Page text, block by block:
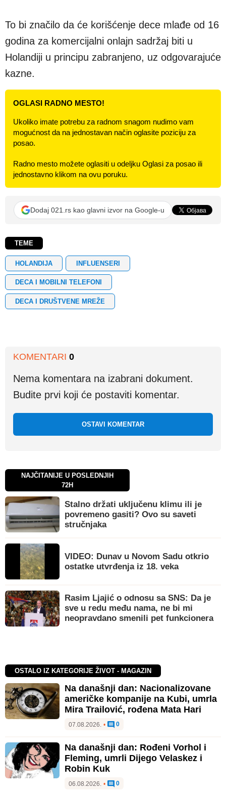
To bi značilo da će korišćenje dece mlađe od 16
godina za komercijalni onlajn sadržaj biti u
Holandiji u principu zabranjeno, uz odgovarajuće
kazne.
OGLASI RADNO MESTO!
Ukoliko imate potrebu za radnom snagom nudimo vam
mogućnost da na jednostavan način oglasite poziciju za
posao.
Radno mesto možete oglasiti u odeljku Oglasi za posao ili
jednostavno klikom na ovu poruku.
Dodaj 021.rs kao glavni izvor na Google-u
TEME
HOLANDIJA INFLUENSERI
DECA I MOBILNI TELEFONI
DECA I DRUŠTVENE MREŽE
KOMENTARI 0
Nema komentara na izabrani dokument.
Budite prvi koji će postaviti komentar.
OSTAVI KOMENTAR
NAJČITANIJE U POSLEDNJIH
72H
Stalno držati uključenu klimu ili je
povremeno gasiti? Ovo su saveti
stručnjaka
VIDEO: Dunav u Novom Sadu otkrio
ostatke utvrđenja iz 18. veka
Rasim Ljajić o odnosu sa SNS: Da je
sve u redu među nama, ne bi mi
neopravdano smenili pet funkcionera
OSTALO IZ KATEGORIJE ŽIVOT - MAGAZIN
Na današnji dan: Nacionalizovane
američke kompanije na Kubi, umrla
Mira Trailović, rođena Mata Hari
07.08.2026. • 0
Na današnji dan: Rođeni Vorhol i
Fleming, umrli Dijego Velaskez i
Robin Kuk
06.08.2026. • 0